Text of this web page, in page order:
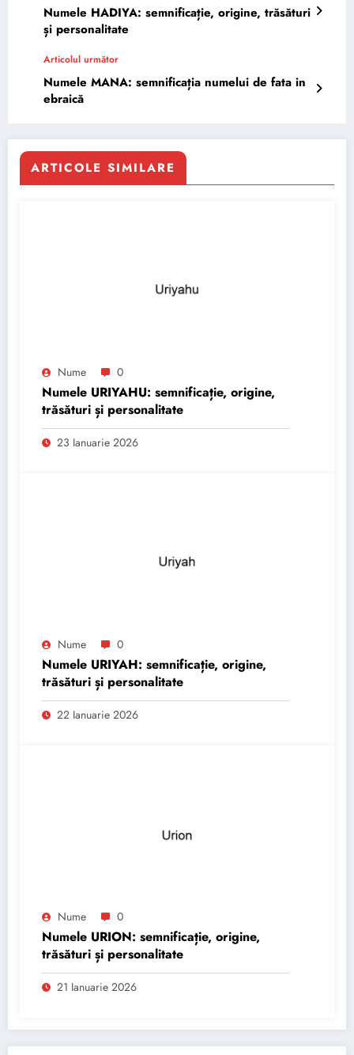
Numele HADIYA: semnificație, origine, trăsături
și personalitate
Articolul următor
Numele MANA: semnificația numelui de fata in
ebraică
ARTICOLE SIMILARE
Nume 0
Numele URIYAHU: semnificație, origine,
trăsături și personalitate
23 Ianuarie 2026
Nume 0
Numele URIYAH: semnificație, origine,
trăsături și personalitate
22 Ianuarie 2026
Nume 0
Numele URION: semnificație, origine,
trăsături și personalitate
21 Ianuarie 2026